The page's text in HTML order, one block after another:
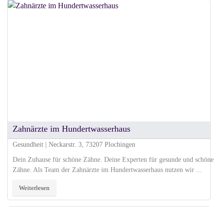
Zahnärzte im Hundertwasserhaus
Gesundheit | Neckarstr. 3, 73207 Plochingen
Dein Zuhause für schöne Zähne. Deine Experten für gesunde und schöne
Zähne. Als Team der Zahnärzte im Hundertwasserhaus nutzen wir ...
Weiterlesen